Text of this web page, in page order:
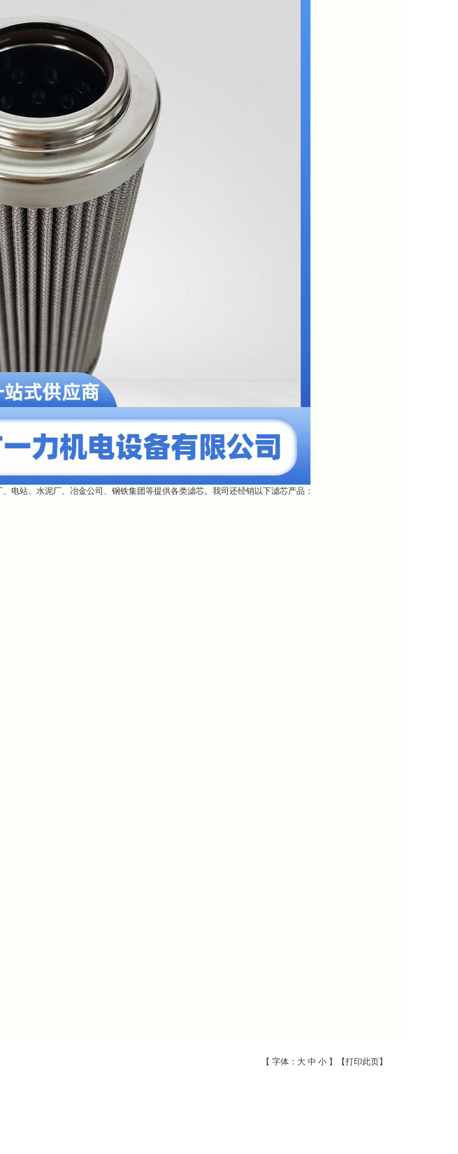
电站、水泥厂、冶金公司、钢铁集团等提供各类滤芯。我司还经销以下滤芯产品：
【 字体： 大 中 小】【打印此页】